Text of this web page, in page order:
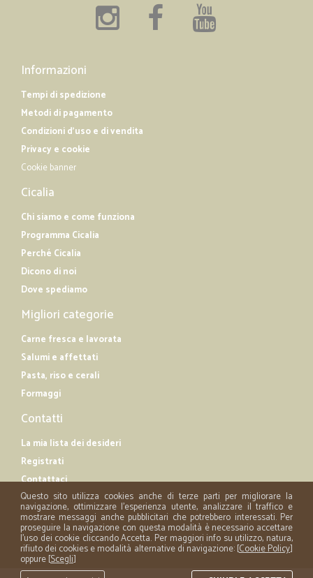
Informazioni
Tempi di spedizione
Metodi di pagamento
Condizioni d'uso e di vendita
Privacy e cookie
Cookie banner
Cicalia
Chi siamo e come funziona
Programma Cicalia
Perché Cicalia
Dicono di noi
Dove spediamo
Migliori categorie
Carne fresca e lavorata
Salumi e affettati
Pasta, riso e cerali
Formaggi
Contatti
La mia lista dei desideri
Registrati
Contattaci
Questo sito utilizza cookies anche di terze parti per migliorare la
navigazione, ottimizzare l'esperienza utente, analizzare il traffico e
mostrare messaggi anche pubblicitari che potrebbero interessati. Per
proseguire la navigazione con questa modalità è necessario accettare
l'uso dei cookie cliccando Accetta. Per maggiori info su utilizzo, natura,
rifiuto dei cookies e modalità alternative di navigazione: [Cookie Policy]
oppure [Scegli]